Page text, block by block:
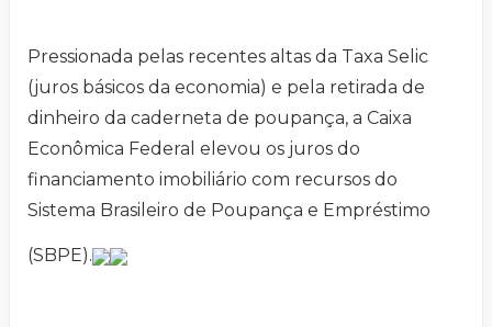
Pressionada pelas recentes altas da Taxa Selic
(juros básicos da economia) e pela retirada de
dinheiro da caderneta de poupança, a Caixa
Econômica Federal elevou os juros do
financiamento imobiliário com recursos do
Sistema Brasileiro de Poupança e Empréstimo
(SBPE).